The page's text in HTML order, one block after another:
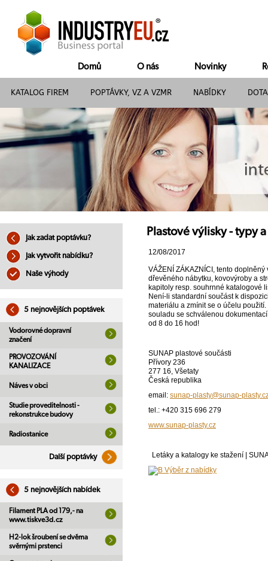
Domů O nás Novinky
KATALOG FIREM POPTÁVKY, VZ A VZMR NABÍDKY
Jak zadat poptávku?
Jak vytvořit nabídku?
Naše výhody
5 nejnovějších poptávek
Vodorovné dopravní
značení
PROVOZOVÁNÍ
KANALIZACE
Náves v obci
Studie proveditelnosti -
rekonstrukce budovy
Radiostanice
Další poptávky
5 nejnovějších nabídek
Filament PLA od 179,- na
www.tiskve3d.cz
H2-lok šroubení se dvěma
svěrnými prstenci
Plastové výlisky - typy
12/08/2017
VÁŽENÍ ZÁKAZNÍCI, tento
dřevěného nábytku, kovovýroby a
kapitoly resp. souhrnné katalogové
Není-li standardní součást k
materiálu a zmínit se o účelu
souladu se schválenou
od 8 do 16 hod!
SUNAP plastové součásti
Přívory 236
277 16, Všetaty
Česká republika
email: sunap-plasty@sunap-
tel.: +420 315 696 279
www.sunap-plasty.cz
Letáky a katalogy ke stažení |